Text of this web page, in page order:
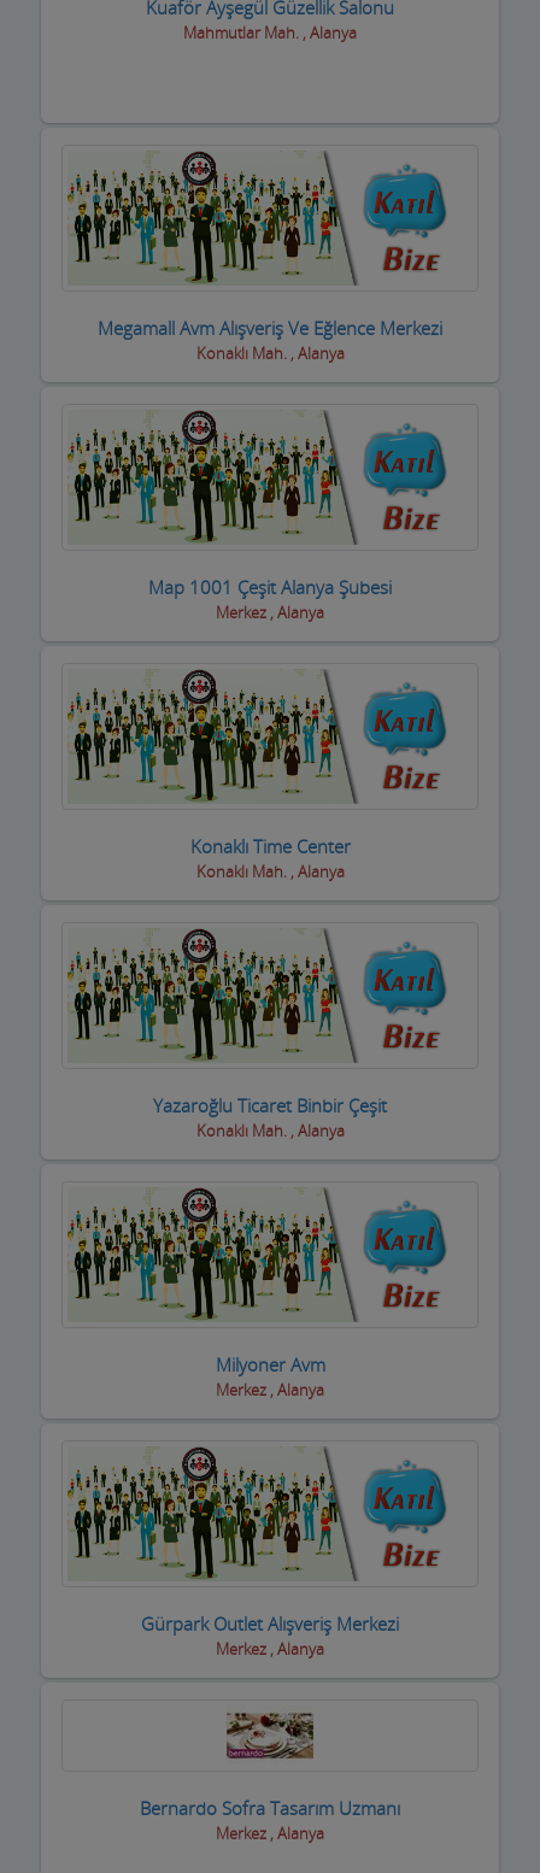
Çay Ocakları
Çelik Kapı Firmaları
Çevre ve Su Arıtma
Çiçekçi - Peyzaj
Çiğ Köfte Firmaları
Dekorasyon Firmaları
Demir ve Ferforje Ürünleri
Deniz Ürün ve Malzemeleri
Dernek ve Vakıflar
Diğer Hizmet Sektörleri
Dijital Uydu sistemleri
Diş Hekimleri
Döşemeciler,Brandacılar ,Tente,Çadırcılar
Döviz Büroları
Düğün Nişan Salonları
Elektrikli El Aletleri
Elektronikçiler
Evcil Hayvan Eğitim Merkezi
Evden Eve Nakliye Firmaları
Evkur Firmaları
Fitness-Spa Salonları
Fotoğrafçılar
Güneş Enerji Sistemleri
Kuaför Ayşegül Güzellik Salonu
Mahmutlar Mah. , Alanya
Megamall Avm Alışveriş Ve Eğlence Merkezi
Konaklı Mah. , Alanya
Map 1001 Çeşit Alanya Şubesi
Merkez , Alanya
Konaklı Time Center
Konaklı Mah. , Alanya
Yazaroğlu Ticaret Binbir Çeşit
Konaklı Mah. , Alanya
Milyoner Avm
Merkez , Alanya
Gürpark Outlet Alışveriş Merkezi
Merkez , Alanya
Bernardo Sofra Tasarım Uzmanı
Merkez , Alanya